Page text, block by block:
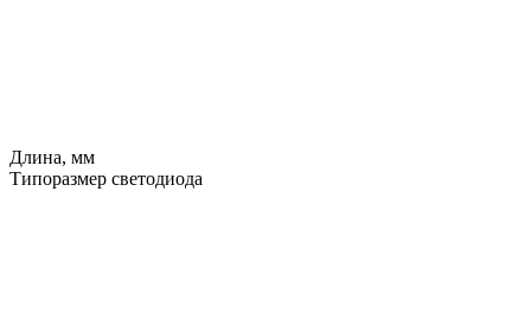
Длина, мм
Типоразмер светодиода